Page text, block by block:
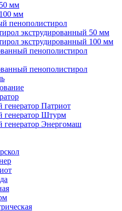
мм
мм
пенополистирол
экструдированный 50 мм
экструдированный 100 мм
пенополистирол
пенополистирол
генератор Патриот
генератор Штурм
генератор Энергомаш